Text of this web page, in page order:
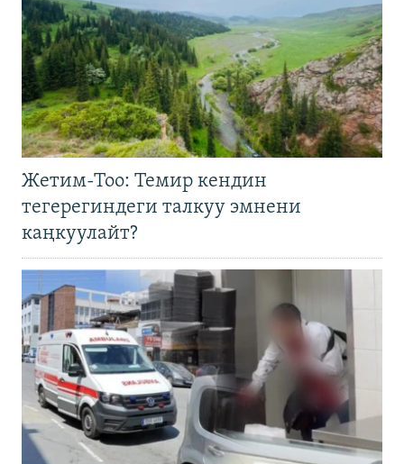
Жетим-Тоо: Темир кендин
тегерегиндеги талкуу эмнени
каңкуулайт?